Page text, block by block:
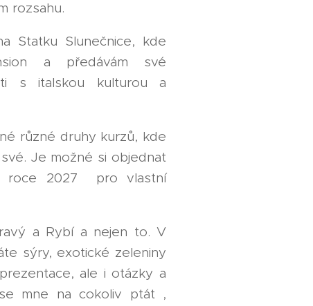
rozsahu.
Statku Slunečnice, kde
a předávám své
s italskou kulturou a
různé druhy kurzů, kde
Je možné si objednat
roce 2027 pro vlastní
a Rybí a nejen to. V
sýry, exotické zeleniny
ale i otázky a
mne na cokoliv ptát ,